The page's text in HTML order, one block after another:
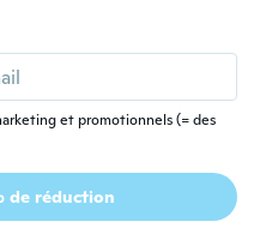
body aperto sotto.
mal le s aurait été
et promotionnels (= des
de réduction